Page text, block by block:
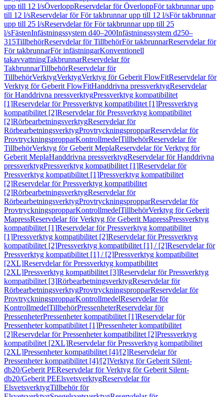
upp till 12 l/sÖverloppReservdelar för ÖverloppFör takbrunnar upp
till 12 l/sReservdelar för För takbrunnar upp till 12 l/sFör takbrunnar
upp till 25 l/sReservdelar för För takbrunnar upp till 25
l/sFästenInfästningssystem d40–200Infästningssystem d250–
315TillbehörReservdelar för TillbehörFör takbrunnarReservdelar för
För takbrunnarFör infästningarKonventionell
takavvattningTakbrunnarReservdelar för
TakbrunnarTillbehörReservdelar för
TillbehörVerktygVerktygVerktyg för Geberit FlowFitReservdelar för
Verktyg för Geberit FlowFitHanddrivna pressverktygReservdelar
för Handdrivna pressverktygPressverktyg kompatibilitet
[1]Reservdelar för Pressverktyg kompatibilitet [1]Pressverktyg
kompatibilitet [2]Reservdelar för Pressverktyg kompatibilitet
[2]RörbearbetningsverktygReservdelar för
RörbearbetningsverktygProvtryckningspropparReservdelar för
ProvtryckningspropparKontrollmedelTillbehörReservdelar för
TillbehörVerktyg för Geberit MeplaReservdelar för Verktyg för
Geberit MeplaHanddrivna pressverktygReservdelar för Handdrivna
pressverktygPressverktyg kompatibilitet [1]Reservdelar för
Pressverktyg kompatibilitet [1]Pressverktyg kompatibilitet
[2]Reservdelar för Pressverktyg kompatibilitet
[2]RörbearbetningsverktygReservdelar för
RörbearbetningsverktygProvtryckningspropparReservdelar för
ProvtryckningspropparKontrollmedelTillbehörVerktyg för Geberit
MapressReservdelar för Verktyg för Geberit MapressPressverktyg
kompatibilitet [1]Reservdelar för Pressverktyg kompatibilitet
[1]Pressverktyg kompatibilitet [2]Reservdelar för Pressverktyg
kompatibilitet [2]Pressverktyg kompatibilitet [1] / [2]Reservdelar för
Pressverktyg kompatibilitet [1] / [2]Pressverktyg kompatibilitet
[2XL]Reservdelar för Pressverktyg kompatibilitet
[2XL]Pressverktyg kompatibilitet [3]Reservdelar för Pressverktyg
kompatibilitet [3]RörbearbetningsverktygReservdelar för
RörbearbetningsverktygProvtryckningspropparReservdelar för
ProvtryckningspropparKontrollmedelReservdelar för
KontrollmedelTillbehörPressenheterReservdelar för
PressenheterPressenheter kompatibilitet [1]Reservdelar för
Pressenheter kompatibilitet [1]Pressenheter kompatibilitet
[2]Reservdelar för Pressenheter kompatibilitet [2]Pressverktyg
kompatibilitet [2XL]Reservdelar för Pressverktyg kompatibilitet
[2XL]Pressenheter kompatibilitet [4]/[2]Reservdelar för
Pressenheter kompatibilitet [4]/[2]Verktyg för Geberit Silent-
db20/Geberit PEReservdelar för Verktyg för Geberit Silent-
db20/Geberit PEElsvetsverktygReservdelar för
ElsvetsverktygTillbehör för